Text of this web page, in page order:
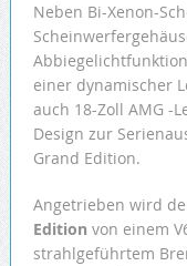
Neben Bi-Xenon-
einer dynamischer
auch 18-Zoll AMG -
Design zur
Grand Edition.
Angetrieben wird
Edition von einem
strahlgeführtem